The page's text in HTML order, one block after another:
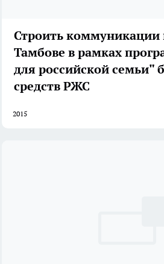
Строить коммуникации
Тамбове в рамках
для российской семьи"
средств РЖС
2015